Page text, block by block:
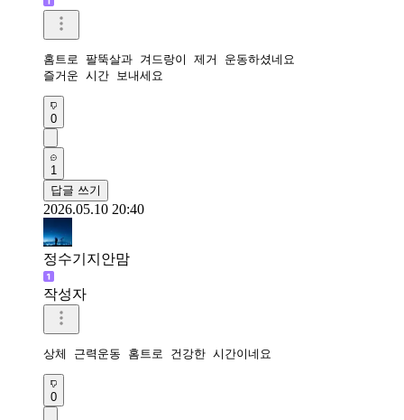
홈트로 팔뚝살과 겨드랑이 제거 운동하셨네요
즐거운 시간 보내세요
0
1
답글 쓰기
2026.05.10 20:40
정수기지안맘
작성자
상체 근력운동 홈트로 건강한 시간이네요
0